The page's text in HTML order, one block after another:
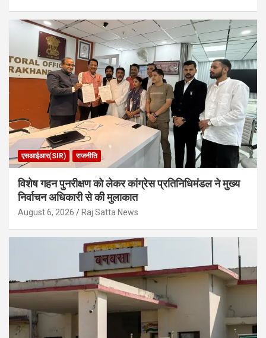
एसआईआर(SIR) राजनीति
विशेष गहन पुनरीक्षण को लेकर कांग्रेस प्रतिनिधिमंडल ने मुख्य
निर्वाचन अधिकारी से की मुलाकात
August 6, 2026 Raj Satta News